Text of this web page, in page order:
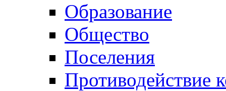
Образование
Общество
Поселения
Противодействие